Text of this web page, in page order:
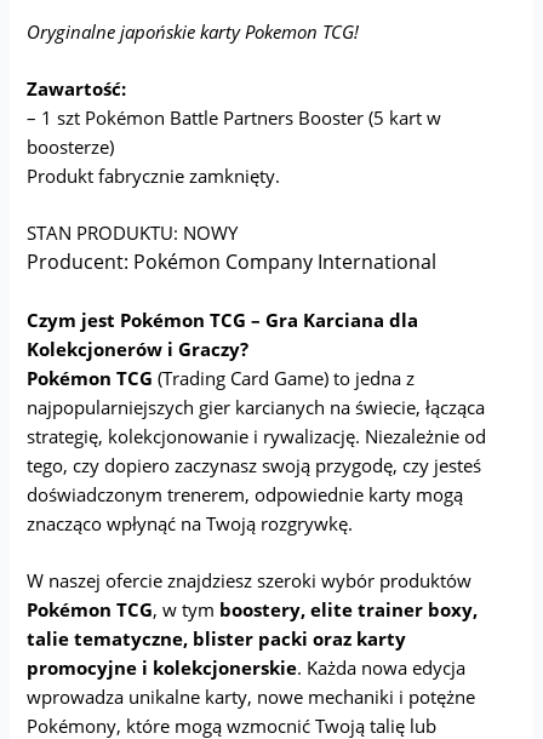
Oryginalne japońskie karty Pokemon TCG!
Zawartość:
– 1 szt Pokémon Battle Partners Booster (5 kart w
boosterze)
Produkt fabrycznie zamknięty.
STAN PRODUKTU: NOWY
Producent: Pokémon Company International
Czym jest Pokémon TCG – Gra Karciana dla
Kolekcjonerów i Graczy?
Pokémon TCG (Trading Card Game) to jedna z
najpopularniejszych gier karcianych na świecie, łącząca
strategię, kolekcjonowanie i rywalizację. Niezależnie od
tego, czy dopiero zaczynasz swoją przygodę, czy jesteś
doświadczonym trenerem, odpowiednie karty mogą
znacząco wpłynąć na Twoją rozgrywkę.
W naszej ofercie znajdziesz szeroki wybór produktów
Pokémon TCG, w tym boostery, elite trainer boxy,
talie tematyczne, blister packi oraz karty
promocyjne i kolekcjonerskie. Każda nowa edycja
wprowadza unikalne karty, nowe mechaniki i potężne
Pokémony, które mogą wzmocnić Twoją talię lub